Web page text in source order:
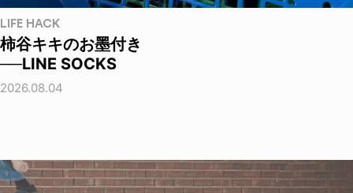
LIFE HACK
柿谷キキのお墨付き
──LINE SOCKS
2026.08.04